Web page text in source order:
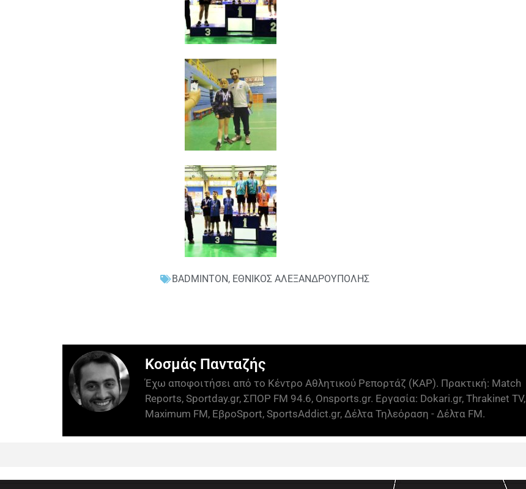
BADMINTON, ΕΘΝΙΚΟΣ ΑΛΕΞΑΝΔΡΟΥΠΟΛΗΣ
Κοσμάς Πανταζής
Έχω αποφοιτήσει από το Κέντρο Αθλητικού Ρεπορτάζ (ΚΑΡ). Πρακτική: Match
Reports, Sportday.gr, ΣΠΟΡ FM 94.6, Onsports.gr. Εργασία: Dokari.gr, Thrakinet TV,
Maximum FM, ΕβροSport, SportsAddict.gr, Δέλτα Τηλεόραση - Δέλτα FM.